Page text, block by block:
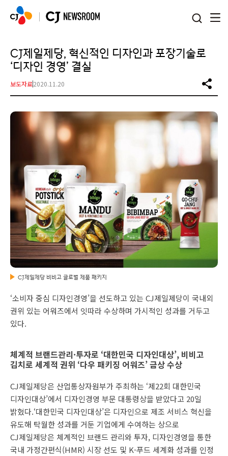
CJ제일제당, 혁신적인 디자인과 포장기술로
‘디자인 경영’ 결실
보도자료2020.11.20
CJ제일제당 비비고 글로벌 제품 패키지
‘소비자 중심 디자인경영’을 선도하고 있는 CJ제일제당이 국내외
권위 있는 어워즈에서 잇따라 수상하며 가시적인 성과를 거두고
있다.
체계적 브랜드관리·투자로 ‘대한민국 디자인대상’, 비비고
김치로 세계적 권위 ‘다우 패키징 어워즈’ 금상 수상
CJ제일제당은 산업통상자원부가 주최하는 ‘제22회 대한민국
디자인대상’에서 디자인경영 부문 대통령상을 받았다고 20일
밝혔다.‘대한민국 디자인대상’은 디자인으로 제조 서비스 혁신을
유도해 탁월한 성과를 거둔 기업에게 수여하는 상으로
CJ제일제당은 체계적인 브랜드 관리와 투자, 디자인경영을 통한
국내 가정간편식(HMR) 시장 선도 및 K-푸드 세계화 성과를 인정